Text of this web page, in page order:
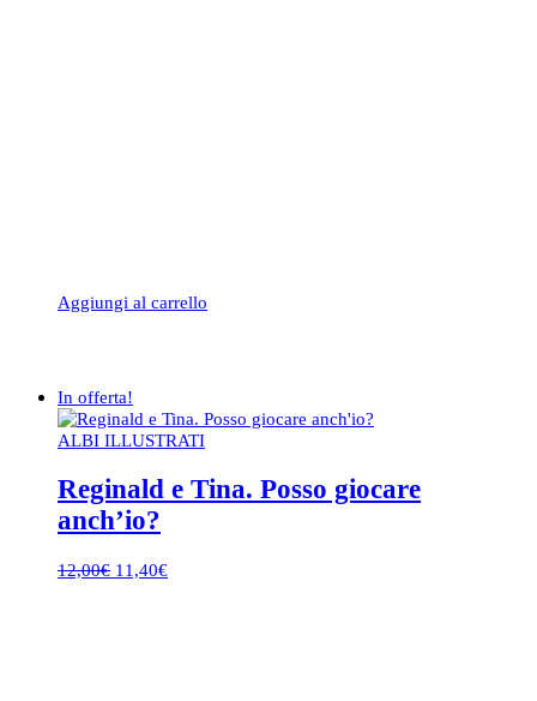
Aggiungi al carrello
In offerta!
ALBI ILLUSTRATI
Reginald e Tina. Posso giocare
anch’io?
12,00€ Il11,40€Il